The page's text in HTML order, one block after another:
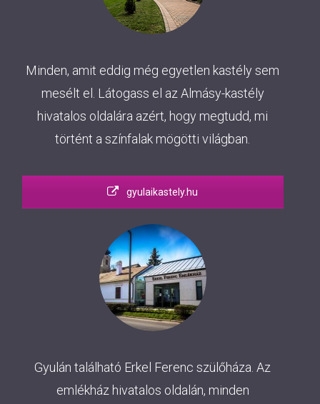
Minden, amit eddig még egyetlen kastély sem
mesélt el. Látogass el az Almásy-kastély
hivatalos oldalára azért, hogy megtudd, mi
történt a színfalak mögötti világban.
gyulaikastely.hu
Gyulán található Erkel Ferenc szülőháza. Az
emlékház hivatalos oldalán, minden